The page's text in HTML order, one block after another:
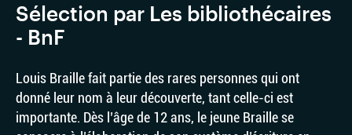
Sélection par Les bibliothécaires
- BnF
Louis Braille fait partie des rares personnes qui ont
donné leur nom à leur découverte, tant celle-ci est
importante. Dès l’âge de 12 ans, le jeune Braille se